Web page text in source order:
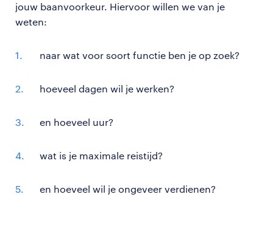
jouw baanvoorkeur. Hiervoor willen we van je
weten:
naar wat voor soort functie ben je op zoek?
hoeveel dagen wil je werken?
en hoeveel uur?
wat is je maximale reistijd?
en hoeveel wil je ongeveer verdienen?